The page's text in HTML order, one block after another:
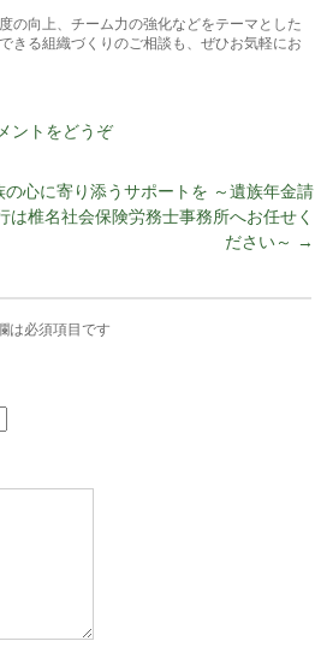
の向上、チーム力の強化などをテーマとした
きる組織づくりのご相談も、ぜひお気軽にお
ントをどうぞ
の心に寄り添うサポートを ～遺族年金請
は椎名社会保険労務士事務所へお任せく
ださい～ →
は必須項目です